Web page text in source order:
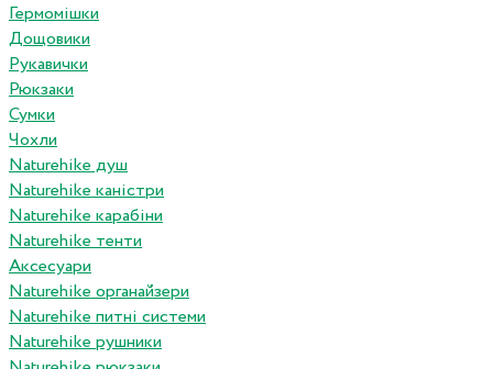
Гермомішки
Дощовики
Рукавички
Рюкзаки
Сумки
Чохли
Naturehike душ
Naturehike каністри
Naturehike карабіни
Naturehike тенти
Аксесуари
Naturehike органайзери
Naturehike питні системи
Naturehike рушники